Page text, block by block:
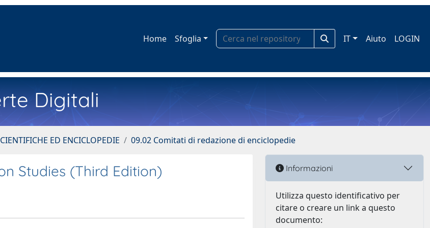
Home Sfoglia IT Aiuto LOGIN
Digitali
ED ENCICLOPEDIE 09.02 Comitati di redazione di enciclopedie
Studies (Third Edition) Informazioni
Utilizza questo identificativo per
citare o creare un link a questo
documento: